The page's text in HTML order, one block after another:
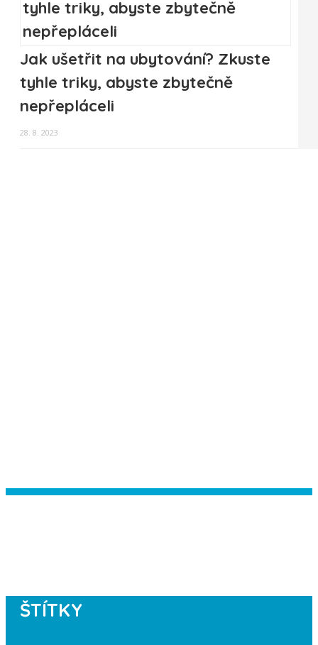
Jak ušetřit na ubytování? Zkuste
tyhle triky, abyste zbytečně
nepřepláceli
28. 8. 2023
ŠTÍTKY